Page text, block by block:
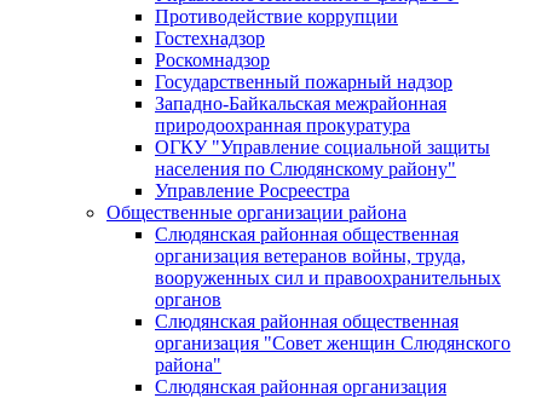
Противодействие коррупции
Гостехнадзор
Роскомнадзор
Государственный пожарный надзор
Западно-Байкальская межрайонная
природоохранная прокуратура
ОГКУ "Управление социальной защиты
населения по Слюдянскому району"
Управление Росреестра
Общественные организации района
Слюдянская районная общественная
организация ветеранов войны, труда,
вооруженных сил и правоохранительных
органов
Слюдянская районная общественная
организация "Совет женщин Слюдянского
района"
Слюдянская районная организация